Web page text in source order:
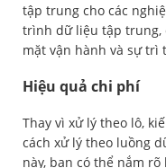
tập trung cho các
trình dữ liệu tập trung,
mặt vận hành và sự trì
Hiệu quả chi phí
Thay vì xử lý theo lô,
cách xử lý theo luồng
này, bạn có thể nắm